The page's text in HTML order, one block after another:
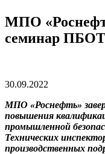
МПО
семинар
30.09.2022
МПО «Роснефть»
повышения
промышленной
Технических
производственных